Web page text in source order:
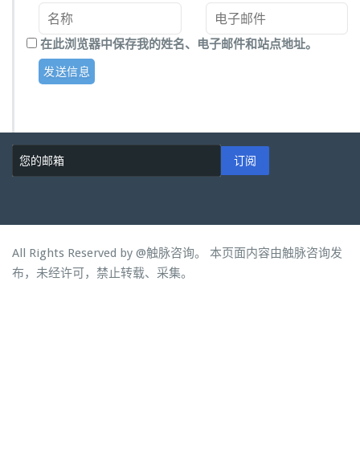
在此浏览器中保存我的姓名、电子邮件和站点地址。
订阅
All Rights Reserved by @触脉咨询。 本页面内容由触脉咨询发
布，未经许可，禁止转载、采集。